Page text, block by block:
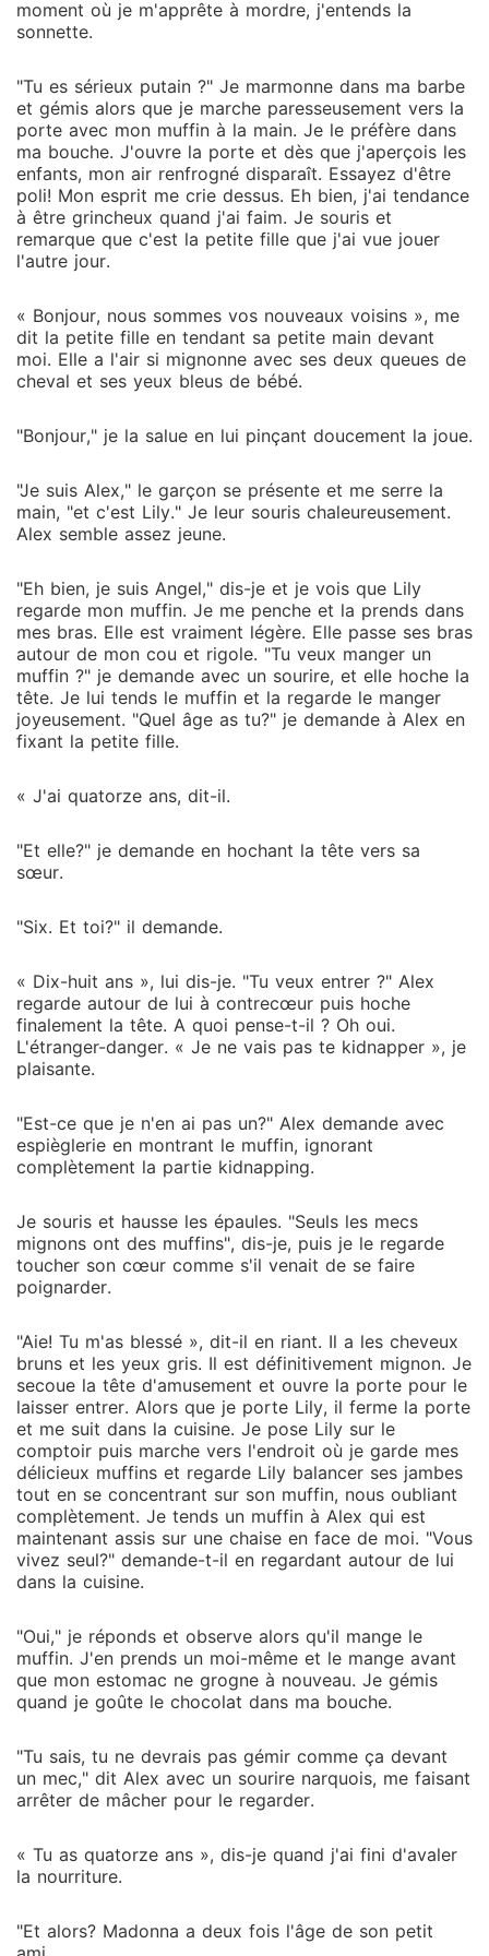
moment où je m'apprête à mordre, j'entends la
sonnette.
"Tu es sérieux putain ?" Je marmonne dans ma barbe
et gémis alors que je marche paresseusement vers la
porte avec mon muffin à la main. Je le préfère dans
ma bouche. J'ouvre la porte et dès que j'aperçois les
enfants, mon air renfrogné disparaît. Essayez d'être
poli! Mon esprit me crie dessus. Eh bien, j'ai tendance
à être grincheux quand j'ai faim. Je souris et
remarque que c'est la petite fille que j'ai vue jouer
l'autre jour.
« Bonjour, nous sommes vos nouveaux voisins », me
dit la petite fille en tendant sa petite main devant
moi. Elle a l'air si mignonne avec ses deux queues de
cheval et ses yeux bleus de bébé.
"Bonjour," je la salue en lui pinçant doucement la joue.
"Je suis Alex," le garçon se présente et me serre la
main, "et c'est Lily." Je leur souris chaleureusement.
Alex semble assez jeune.
"Eh bien, je suis Angel," dis-je et je vois que Lily
regarde mon muffin. Je me penche et la prends dans
mes bras. Elle est vraiment légère. Elle passe ses bras
autour de mon cou et rigole. "Tu veux manger un
muffin ?" je demande avec un sourire, et elle hoche la
tête. Je lui tends le muffin et la regarde le manger
joyeusement. "Quel âge as tu?" je demande à Alex en
fixant la petite fille.
« J'ai quatorze ans, dit-il.
"Et elle?" je demande en hochant la tête vers sa
sœur.
"Six. Et toi?" il demande.
« Dix-huit ans », lui dis-je. "Tu veux entrer ?" Alex
regarde autour de lui à contrecœur puis hoche
finalement la tête. A quoi pense-t-il ? Oh oui.
L'étranger-danger. « Je ne vais pas te kidnapper », je
plaisante.
"Est-ce que je n'en ai pas un?" Alex demande avec
espièglerie en montrant le muffin, ignorant
complètement la partie kidnapping.
Je souris et hausse les épaules. "Seuls les mecs
mignons ont des muffins", dis-je, puis je le regarde
toucher son cœur comme s'il venait de se faire
poignarder.
"Aie! Tu m'as blessé », dit-il en riant. Il a les cheveux
bruns et les yeux gris. Il est définitivement mignon. Je
secoue la tête d'amusement et ouvre la porte pour le
laisser entrer. Alors que je porte Lily, il ferme la porte
et me suit dans la cuisine. Je pose Lily sur le
comptoir puis marche vers l'endroit où je garde mes
délicieux muffins et regarde Lily balancer ses jambes
tout en se concentrant sur son muffin, nous oubliant
complètement. Je tends un muffin à Alex qui est
maintenant assis sur une chaise en face de moi. "Vous
vivez seul?" demande-t-il en regardant autour de lui
dans la cuisine.
"Oui," je réponds et observe alors qu'il mange le
muffin. J'en prends un moi-même et le mange avant
que mon estomac ne grogne à nouveau. Je gémis
quand je goûte le chocolat dans ma bouche.
"Tu sais, tu ne devrais pas gémir comme ça devant
un mec," dit Alex avec un sourire narquois, me faisant
arrêter de mâcher pour le regarder.
« Tu as quatorze ans », dis-je quand j'ai fini d'avaler
la nourriture.
"Et alors? Madonna a deux fois l'âge de son petit